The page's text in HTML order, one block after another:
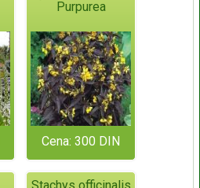
Purpurea
Cena: 300 DIN